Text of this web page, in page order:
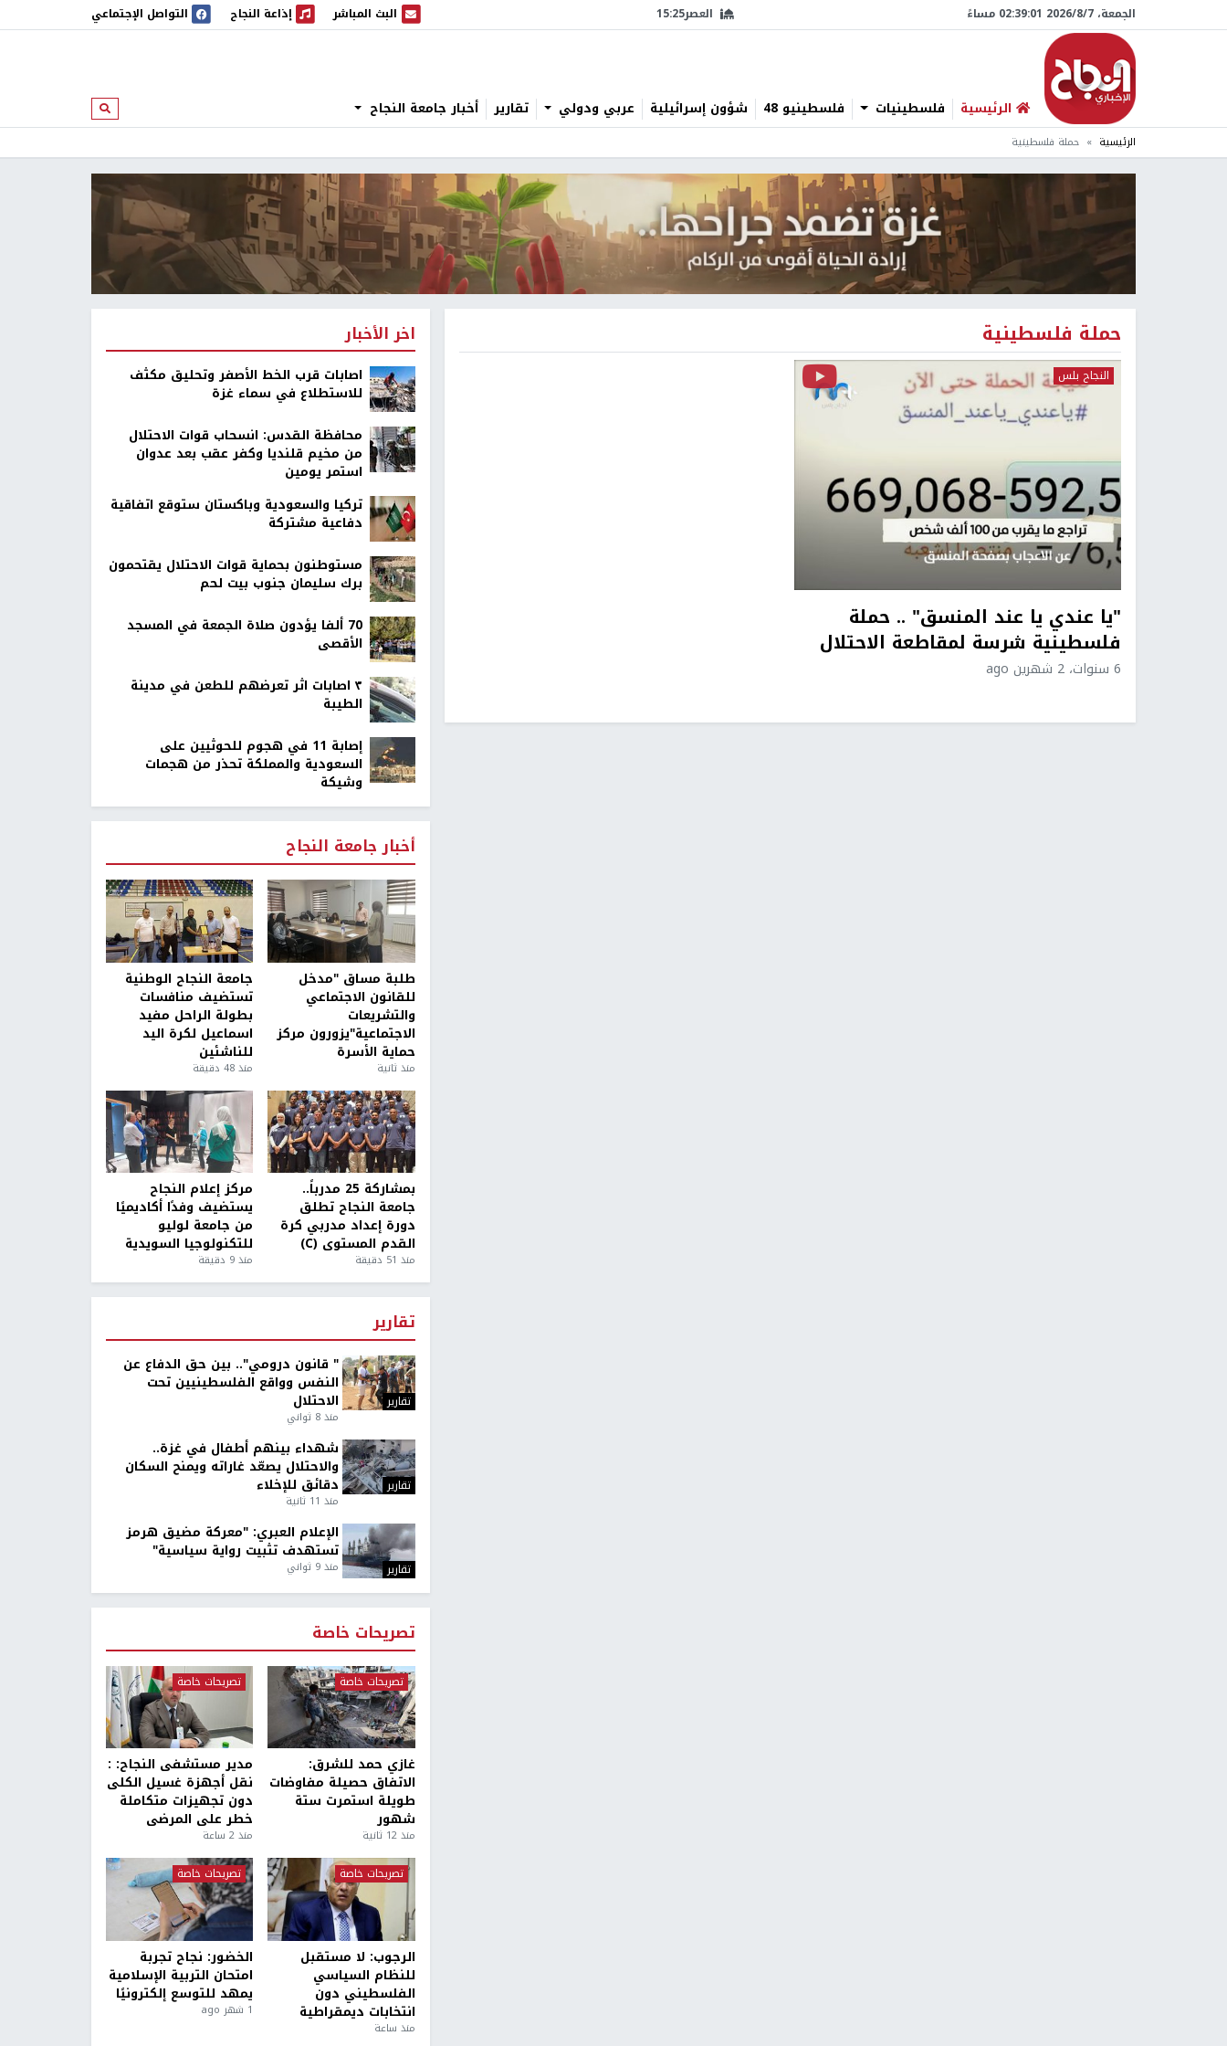
الجمعة، 7/‏8/‏2026 02:39:01 مساءً العصر15:25 البث المباشر
البث المباشر إذاعة النجاح
إذاعة النجاح التواصل الإجتماعي
الرئيسية فلسطينيات فلسطينيو 48 شؤون إسرائيلية عربي ودولي تقارير أخبار جامعة النجاح ابحث
الرئيسية حملة فلسطينية
حملة فلسطينية
النجاح بلس
"يا عندي يا عند المنسق" .. حملة
فلسطينية شرسة لمقاطعة الاحتلال
6 سنوات، 2 شهرين ago
اخر الأخبار
اصابات قرب الخط الأصفر وتحليق مكثف
للاستطلاع في سماء غزة
محافظة القدس: انسحاب قوات الاحتلال
من مخيم قلنديا وكفر عقب بعد عدوان
استمر يومين
تركيا والسعودية وباكستان ستوقع اتفاقية
دفاعية مشتركة
مستوطنون بحماية قوات الاحتلال يقتحمون
برك سليمان جنوب بيت لحم
70 ألفا يؤدون صلاة الجمعة في المسجد
الأقصى
٣ اصابات اثر تعرضهم للطعن في مدينة
الطيبة
إصابة 11 في هجوم للحوثيين على
السعودية والمملكة تحذر من هجمات
وشيكة
أخبار جامعة النجاح
طلبة مساق "مدخل
للقانون الاجتماعي
والتشريعات
الاجتماعية"يزورون مركز
حماية الأسرة
منذ ثانية
جامعة النجاح الوطنية
تستضيف منافسات
بطولة الراحل مفيد
اسماعيل لكرة اليد
للناشئين
منذ 48 دقيقة
بمشاركة 25 مدرباً..
جامعة النجاح تطلق
دورة إعداد مدربي كرة
القدم المستوى (C)
منذ 51 دقيقة
مركز إعلام النجاح
يستضيف وفدًا أكاديميًا
من جامعة لوليو
للتكنولوجيا السويدية
منذ 9 دقيقة
تقارير
تقارير
" قانون درومي".. بين حق الدفاع عن
النفس وواقع الفلسطينيين تحت
الاحتلال
منذ 8 ثواني
تقارير
شهداء بينهم أطفال في غزة..
والاحتلال يصعّد غاراته ويمنح السكان
دقائق للإخلاء
منذ 11 ثانية
تقارير
الإعلام العبري: "معركة مضيق هرمز
تستهدف تثبيت رواية سياسية"
منذ 9 ثواني
تصريحات خاصة
تصريحات خاصة
غازي حمد للشرق:
الاتفاق حصيلة مفاوضات
طويلة استمرت ستة
شهور
منذ 12 ثانية
تصريحات خاصة
مدير مستشفى النجاح: :
نقل أجهزة غسيل الكلى
دون تجهيزات متكاملة
خطر على المرضى
منذ 2 ساعة
تصريحات خاصة
الرجوب: لا مستقبل
للنظام السياسي
الفلسطيني دون
انتخابات ديمقراطية
منذ ساعة
تصريحات خاصة
الخضور: نجاح تجربة
امتحان التربية الإسلامية
يمهد للتوسع إلكترونيًا
1 شهر ago